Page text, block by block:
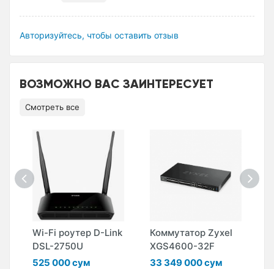
Авторизуйтесь, чтобы оставить отзыв
ВОЗМОЖНО ВАС ЗАИНТЕРЕСУЕТ
Смотреть все
Wi-Fi роутер D-Link
DSL-2750U
525 000 сум
Коммутатор Zyxel
XGS4600-32F
33 349 000 сум